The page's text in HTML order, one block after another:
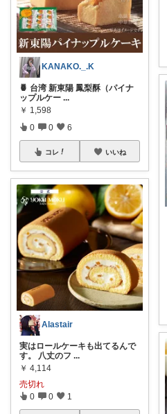
KANAKO._.K
🍍 台湾 新東陽 鳳梨酥（パイナ
ップルケー ...
￥ 1,598
0 0 6
コレ いいね
Alastair
実はロールケーキも出てるんで
す。 八丈のフ ...
￥ 4,114
売切れ
0 0 1